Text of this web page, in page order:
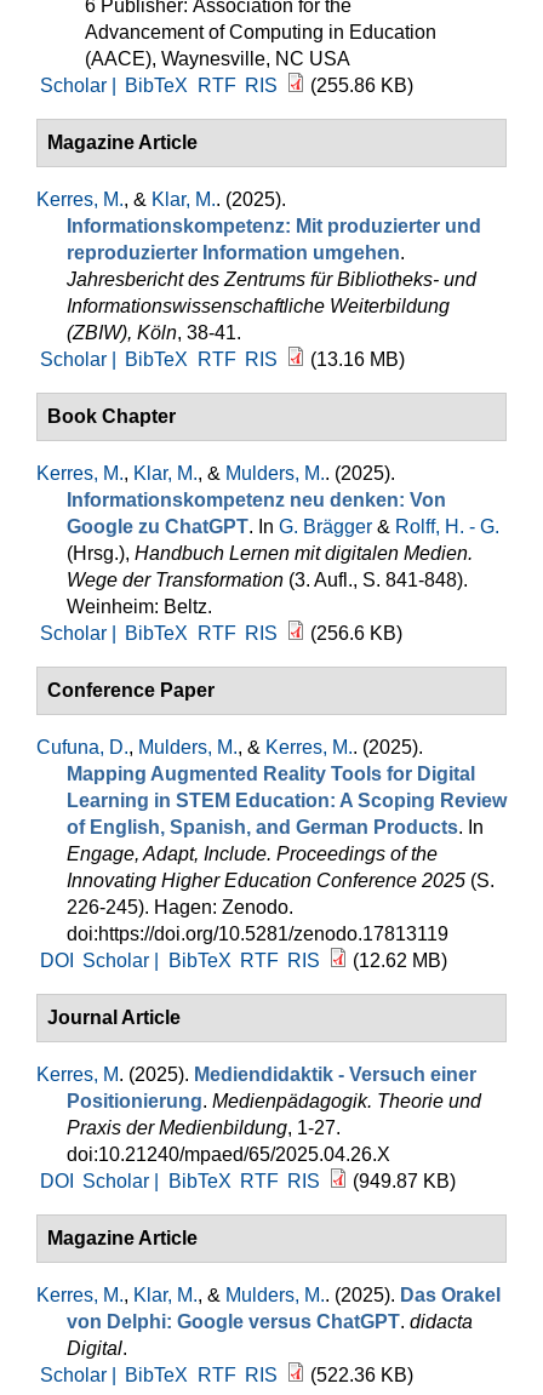
6 Publisher: Association for the
Advancement of Computing in Education
(AACE), Waynesville, NC USA
Scholar |
BibTeX RTF RIS (255.86 KB)
Magazine Article
Kerres, M., & Klar, M.. (2025).
Informationskompetenz: Mit produzierter und
reproduzierter Information umgehen.
Jahresbericht des Zentrums für Bibliotheks- und
Informationswissenschaftliche Weiterbildung
(ZBIW), Köln, 38-41.
Scholar |
BibTeX RTF RIS (13.16 MB)
Book Chapter
Kerres, M., Klar, M., & Mulders, M.. (2025).
Informationskompetenz neu denken: Von
Google zu ChatGPT. In G. Brägger & Rolff, H. - G.
(Hrsg.), Handbuch Lernen mit digitalen Medien.
Wege der Transformation (3. Aufl., S. 841-848).
Weinheim: Beltz.
Scholar |
BibTeX RTF RIS (256.6 KB)
Conference Paper
Cufuna, D., Mulders, M., & Kerres, M.. (2025).
Mapping Augmented Reality Tools for Digital
Learning in STEM Education: A Scoping Review
of English, Spanish, and German Products. In
Engage, Adapt, Include. Proceedings of the
Innovating Higher Education Conference 2025 (S.
226-245). Hagen: Zenodo.
doi:https://doi.org/10.5281/zenodo.17813119
DOI
Scholar | BibTeX RTF RIS (12.62 MB)
Journal Article
Kerres, M. (2025). Mediendidaktik - Versuch einer
Positionierung. Medienpädagogik. Theorie und
Praxis der Medienbildung, 1-27.
doi:10.21240/mpaed/65/2025.04.26.X
DOI
Scholar | BibTeX RTF RIS (949.87 KB)
Magazine Article
Kerres, M., Klar, M., & Mulders, M.. (2025). Das Orakel
von Delphi: Google versus ChatGPT. didacta
Digital.
Scholar |
BibTeX RTF RIS (522.36 KB)